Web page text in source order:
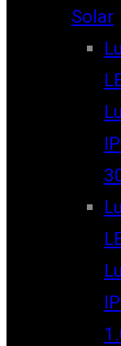
Solar